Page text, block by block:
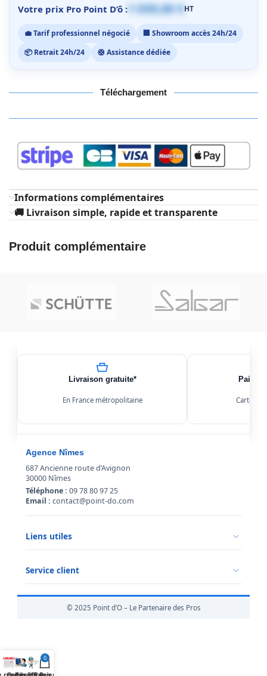
Votre prix Pro Point D’ô : 1 059,00 €HT
💼 Tarif professionnel négocié
🏢 Showroom accès 24h/24
📦 Retrait 24h/24
🛟 Assistance dédiée
Téléchargement
Informations complémentaires
🚚 Livraison simple, rapide et transparente
Produit complémentaire
Livraison gratuite*
En France métropolitaine Carte,
Agence Nîmes
687 Ancienne route d’Avignon
30000 Nîmes
Téléphone : 09 78 80 97 25
Email : contact@point-do.com
Liens utiles
Conditions générales de vente
Mentions légales
Service client
Informations livraison© 2025 Point d’O – Le Partenaire des Pros
0